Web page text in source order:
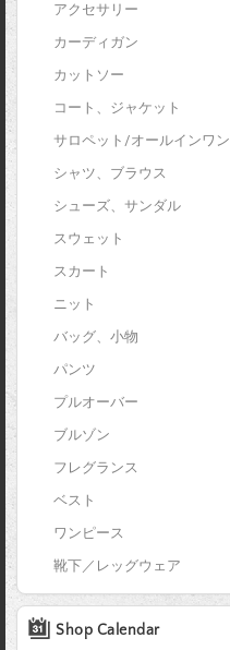
アクセサリー
カーディガン
カットソー
コート、ジャケット
サロペット/オールインワン
シャツ、ブラウス
シューズ、サンダル
スウェット
スカート
ニット
バッグ、小物
パンツ
プルオーバー
ブルゾン
フレグランス
ベスト
ワンピース
靴下／レッグウェア
Shop Calendar